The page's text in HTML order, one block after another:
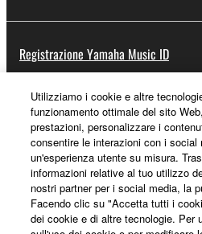
Registrazione Yamaha Music ID
Informazioni su Yamaha
Italia - Italian
Affari
Utilizziamo i cookie e altre
funzionamento ottimale del sito
prestazioni, personalizzare i
consentire le interazioni con i social
un'esperienza utente su misura.
informazioni relative al tuo utilizzo
nostri partner per i social media, la
Facendo clic su "Accetta tutti i
dei cookie e di altre tecnologie. Per